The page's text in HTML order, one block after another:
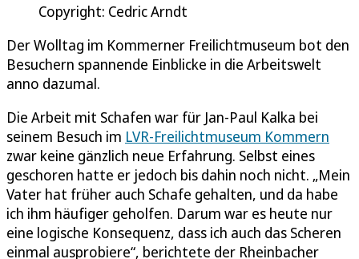
Copyright: Cedric Arndt
Der Wolltag im Kommerner Freilichtmuseum bot den
Besuchern spannende Einblicke in die Arbeitswelt
anno dazumal.
Die Arbeit mit Schafen war für Jan-Paul Kalka bei
seinem Besuch im LVR-Freilichtmuseum Kommern
zwar keine gänzlich neue Erfahrung. Selbst eines
geschoren hatte er jedoch bis dahin noch nicht. „Mein
Vater hat früher auch Schafe gehalten, und da habe
ich ihm häufiger geholfen. Darum war es heute nur
eine logische Konsequenz, dass ich auch das Scheren
einmal ausprobiere“, berichtete der Rheinbacher